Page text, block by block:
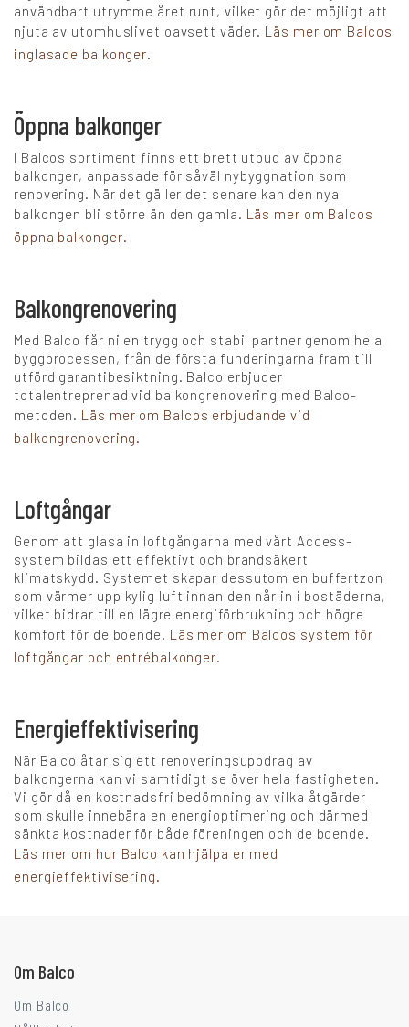
användbart utrymme året runt, vilket gör det möjligt att
njuta av utomhuslivet oavsett väder. Läs mer om Balcos
inglasade balkonger.
Öppna balkonger
I Balcos sortiment finns ett brett utbud av öppna
balkonger, anpassade för såväl nybyggnation som
renovering. När det gäller det senare kan den nya
balkongen bli större än den gamla. Läs mer om Balcos
öppna balkonger.
Balkongrenovering
Med Balco får ni en trygg och stabil partner genom hela
byggprocessen, från de första funderingarna fram till
utförd garantibesiktning. Balco erbjuder
totalentreprenad vid balkongrenovering med Balco-
metoden. Läs mer om Balcos erbjudande vid
balkongrenovering.
Loftgångar
Genom att glasa in loftgångarna med vårt Access-
system bildas ett effektivt och brandsäkert
klimatskydd. Systemet skapar dessutom en buffertzon
som värmer upp kylig luft innan den når in i bostäderna,
vilket bidrar till en lägre energiförbrukning och högre
komfort för de boende. Läs mer om Balcos system för
loftgångar och entrébalkonger.
Energieffektivisering
När Balco åtar sig ett renoveringsuppdrag av
balkongerna kan vi samtidigt se över hela fastigheten.
Vi gör då en kostnadsfri bedömning av vilka åtgärder
som skulle innebära en energioptimering och därmed
sänkta kostnader för både föreningen och de boende.
Läs mer om hur Balco kan hjälpa er med
energieffektivisering.Går ni i balkongtankar?
Om Balco
Om Balco